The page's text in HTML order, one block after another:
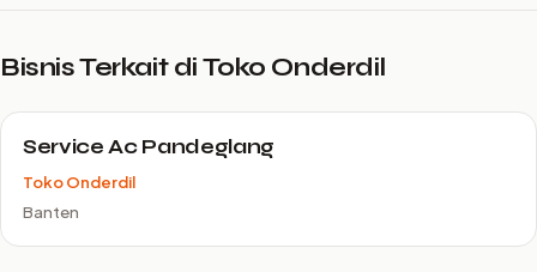
Bisnis Terkait di Toko Onderdil
Service Ac Pandeglang
Toko Onderdil
Banten